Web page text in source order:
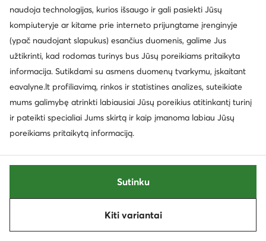
TOUS
87,95
naudoja technologijas, kurios išsaugo ir gali pasiekti Jūsų
kompiuteryje ar kitame prie interneto prijungtame įrenginyje
(ypač naudojant slapukus) esančius duomenis, galime Jus
užtikrinti, kad rodomas turinys bus Jūsų poreikiams pritaikyta
informacija. Sutikdami su asmens duomenų tvarkymu, įskaitant
eavalyne.lt profiliavimą, rinkos ir statistines analizes, suteikiate
mums galimybę atrinkti labiausiai Jūsų poreikius atitinkantį turinį
ir pateikti specialiai Jums skirtą ir kaip įmanoma labiau Jūsų
poreikiams pritaikytą informaciją.
Kiti variantai
Sutinku